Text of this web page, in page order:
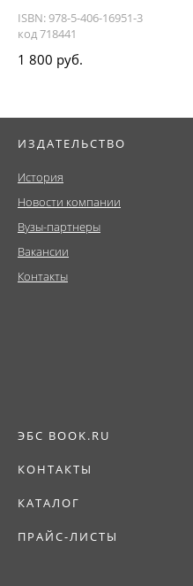
ISBN: 978-5-406-16951-3
код 718441
1 800 руб.
ИЗДАТЕЛЬСТВО
История
Новости компании
Вузы-партнеры
Вакансии
Контакты
ЭБС BOOK.RU
КОНТАКТЫ
КАТАЛОГ
ПРАЙС-ЛИСТЫ